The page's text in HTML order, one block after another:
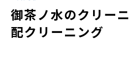
宅
配
御茶ノ水のクリー
配クリーニング